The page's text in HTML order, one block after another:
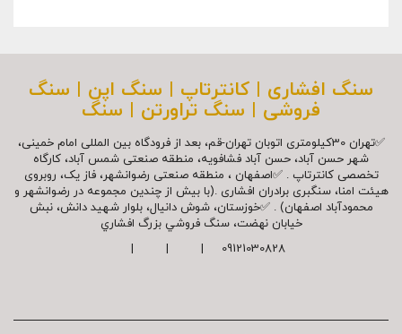
سنگ افشاری | کانترتاپ | سنگ اپن | سنگ
فروشی | سنگ تراورتن | سنگ
✅تهران 30کیلومتری اتوبان تهران-قم، بعد از فرودگاه بین المللی امام خمینی،
شهر حسن آباد، حسن آباد فشافویه، منطقه صنعتی شمس آباد، کارگاه
تخصصی کانترتاپ . ✅اصفهان ، منطقه صنعتی رضوانشهر، فاز یک، روبروی
هیئت امنا، سنگبری برادران افشاری .(با بیش از چندین مجموعه در رضوانشهر و
محمودآباد اصفهان) . ✅خوزستان، شوش دانیال، بلوار شهيد دانش، نبش
خیابان نهضت، سنگ فروشي بزرگ افشاري
09121030828 | | |